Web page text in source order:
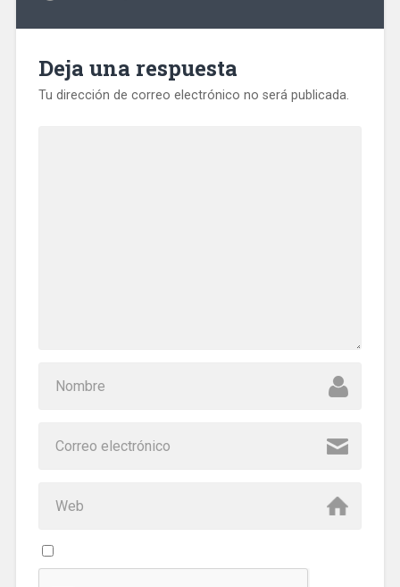
Deja una respuesta
Tu dirección de correo electrónico no será publicada.